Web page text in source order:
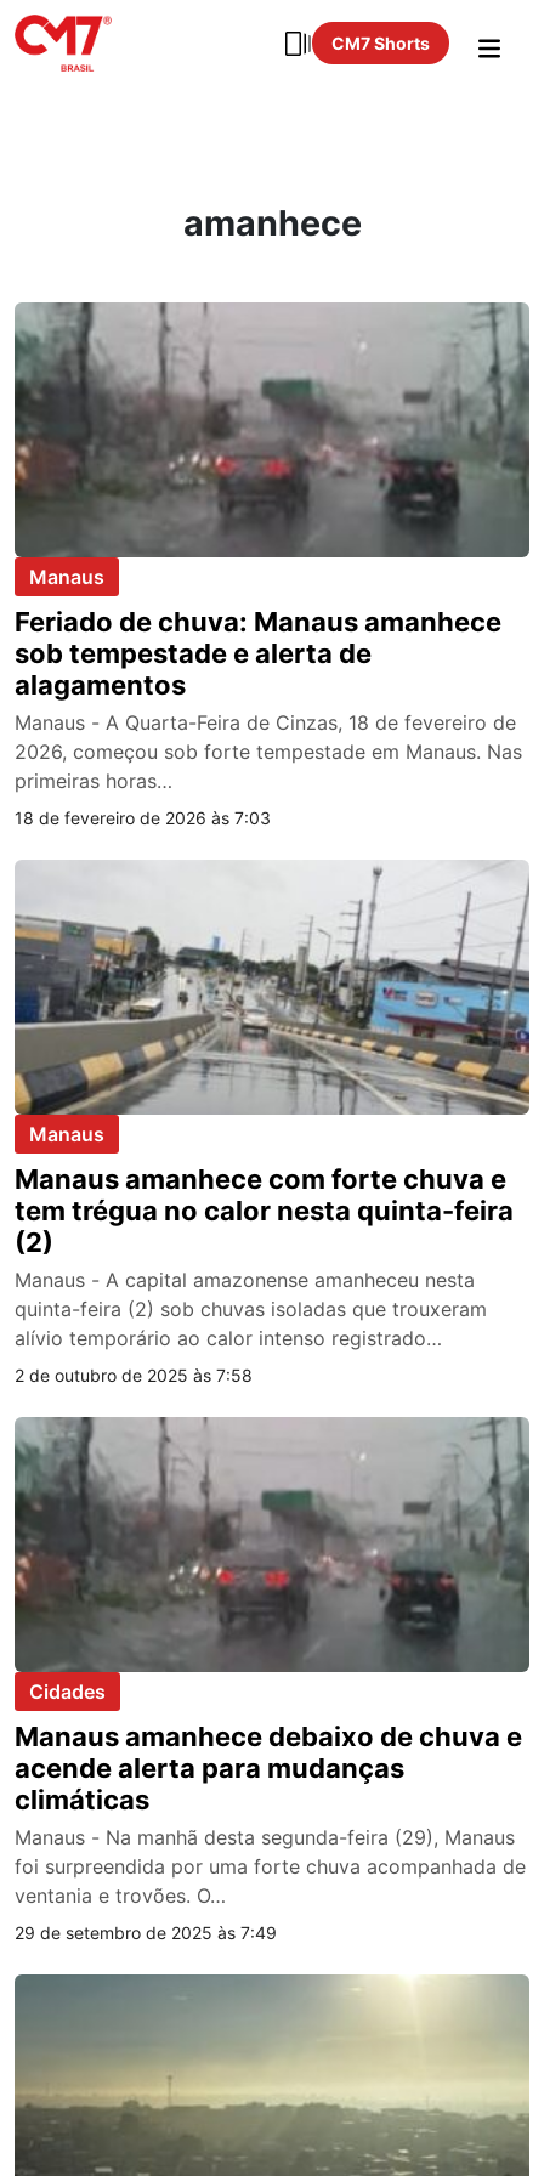
CM7 Shorts
amanhece
Manaus
Feriado de chuva: Manaus amanhece
sob tempestade e alerta de
alagamentos
Manaus - A Quarta-Feira de Cinzas, 18 de fevereiro de
2026, começou sob forte tempestade em Manaus. Nas
primeiras horas…
18 de fevereiro de 2026 às 7:03
Manaus
Manaus amanhece com forte chuva e
tem trégua no calor nesta quinta-feira
(2)
Manaus - A capital amazonense amanheceu nesta
quinta-feira (2) sob chuvas isoladas que trouxeram
alívio temporário ao calor intenso registrado…
2 de outubro de 2025 às 7:58
Cidades
Manaus amanhece debaixo de chuva e
acende alerta para mudanças
climáticas
Manaus - Na manhã desta segunda-feira (29), Manaus
foi surpreendida por uma forte chuva acompanhada de
ventania e trovões. O…
29 de setembro de 2025 às 7:49